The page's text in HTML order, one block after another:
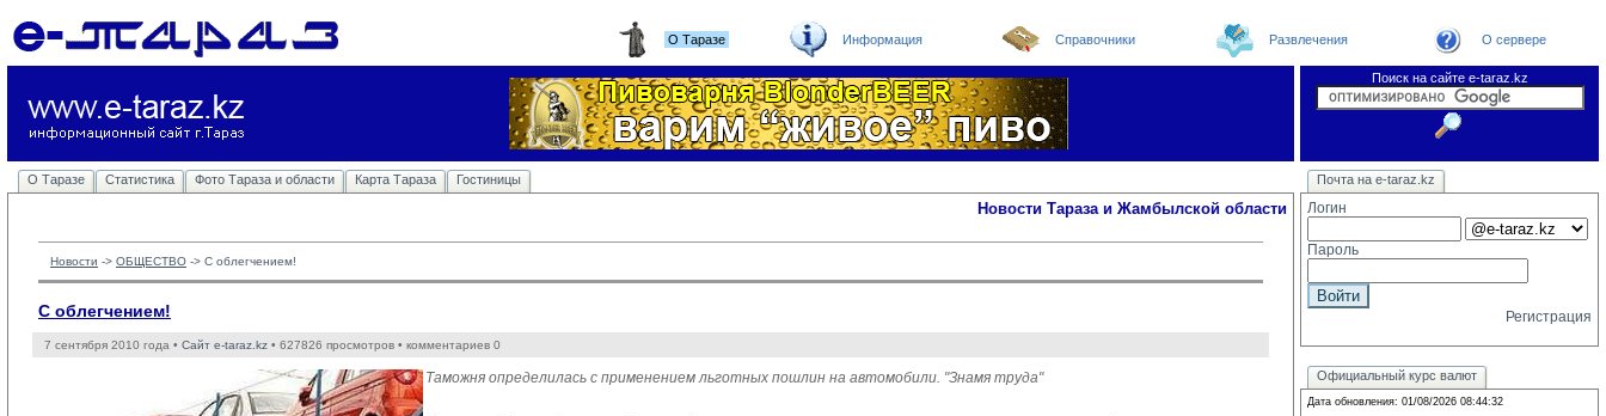
О Таразе Информация Справочники Развлечения О сервере
Поиск на сайте e-taraz.kz
О Таразе Статистика Фото Тараза и области Карта Тараза Гостиницы Новости Погода в Таразе
Телефоный справочник
Видеоконференция
Новости e-taraz
Новости Тараза и Жамбылской области
Новости -> ОБЩЕСТВО -> С облегчением!
С облегчением!
7 сентября 2010 года • Сайт e-taraz.kz • 627826 просмотров • комментариев 0
Таможня определилась с применением льготных пошлин на автомобили. "Знамя труда"
Почта на e-taraz.kz
Логин
Пароль
Регистрация
Официальный курс валют
Дата обновления: 01/08/2026 08:44:32